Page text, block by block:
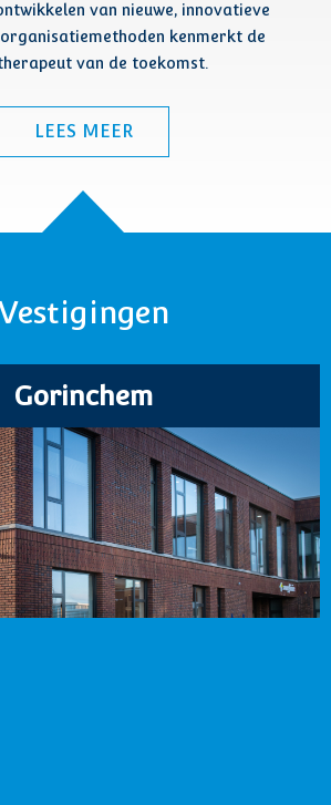
van nieuwe, innovatieve
kenmerkt de
van de toekomst.
LEES MEER
Gorinchem